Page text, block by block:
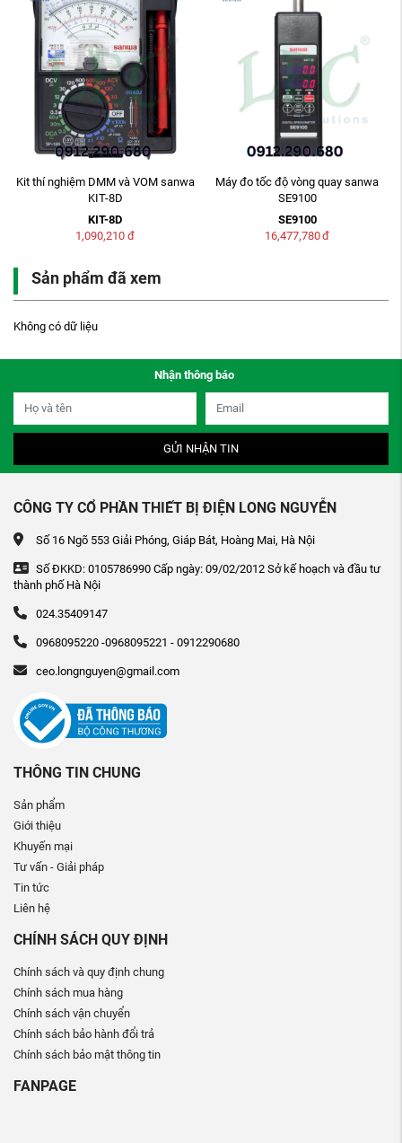
Kit thí nghiệm DMM và VOM sanwa
KIT-8D
KIT-8D
1,090,210 đ
Máy đo tốc độ vòng quay sanwa
SE9100
SE9100
16,477,780đ
Sản phẩm đã xem
Không có dữ liệu
Nhận thông báo
GỬI NHẬN TIN
CÔNG TY CỔ PHẦN THIẾT BỊ ĐIỆN LONG NGUYỄN
Số 16 Ngõ 553 Giải Phóng, Giáp Bát, Hoàng Mai, Hà Nội
Số ĐKKD: 0105786990 Cấp ngày: 09/02/2012 Sở kế hoạch và đầu tư
thành phố Hà Nội
024.35409147
0968095220 -0968095221 - 0912290680
ceo.longnguyen@gmail.com
THÔNG TIN CHUNG
Sản phẩm
Giới thiệu
Khuyến mại
Tư vấn - Giải pháp
Tin tức
Liên hệ
CHÍNH SÁCH QUY ĐỊNH
Chính sách và quy định chung
Chính sách mua hàng
Chính sách vận chuyển
Chính sách bảo hành đổi trả
Chính sách bảo mật thông tin
FANPAGE